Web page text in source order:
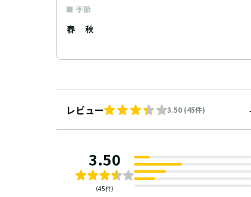
季節
春 秋
レビュー 3.50 (45件)
3.50
（45件）